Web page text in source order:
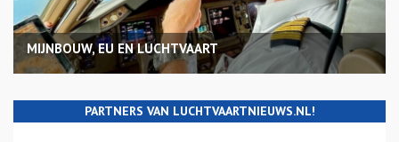
MIJNBOUW, EU EN LUCHTVAART
PARTNERS VAN LUCHTVAARTNIEUWS.NL!